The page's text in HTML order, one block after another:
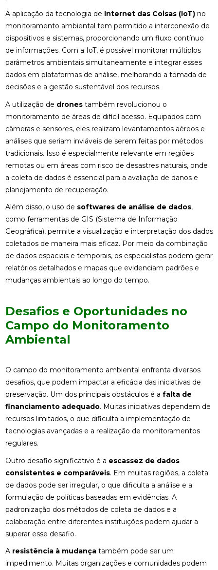
A aplicação da tecnologia de Internet das Coisas (IoT)no
monitoramento ambiental tem permitido a interconexão de
dispositivos e sistemas, proporcionando um fluxo contínuo
de informações. Com a IoT, é possível monitorar múltiplos
parâmetros ambientais simultaneamente e integrar esses
dados em plataformas de análise, melhorando a tomada de
decisões e a gestão sustentável dos recursos.
A utilização de dronestambém revolucionou o
monitoramento de áreas de difícil acesso. Equipados com
câmeras e sensores, eles realizam levantamentos aéreos e
análises que seriam inviáveis de serem feitas por métodos
tradicionais. Isso é especialmente relevante em regiões
remotas ou em áreas com risco de desastres naturais, onde
a coleta de dados é essencial para a avaliação de danos e
planejamento de recuperação.
Além disso, o uso de softwares de análise de dados,
como ferramentas de GIS (Sistema de Informação
Geográfica), permite a visualização e interpretação dos dados
coletados de maneira mais eficaz. Por meio da combinação
de dados espaciais e temporais, os especialistas podem gerar
relatórios detalhados e mapas que evidenciam padrões e
mudanças ambientais ao longo do tempo.
Desafios e Oportunidades no
Campo do Monitoramento
Ambiental
O campo do monitoramento ambiental enfrenta diversos
desafios, que podem impactar a eficácia das iniciativas de
preservação. Um dos principais obstáculos é a falta de
financiamento adequado. Muitas iniciativas dependem de
recursos limitados, o que dificulta a implementação de
tecnologias avançadas e a realização de monitoramentos
regulares.
Outro desafio significativo é a escassez de dados
consistentes e comparáveis. Em muitas regiões, a coleta
de dados pode ser irregular, o que dificulta a análise e a
formulação de políticas baseadas em evidências. A
padronização dos métodos de coleta de dados e a
colaboração entre diferentes instituições podem ajudar a
superar esse desafio.
A resistência à mudançatambém pode ser um
impedimento. Muitas organizações e comunidades podem